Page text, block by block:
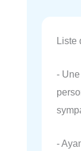
Liste
-
-